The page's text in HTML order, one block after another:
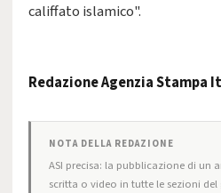
califfato islamico".
Redazione Agenzia Stampa
NOTA DELLA REDAZIONE
ASI precisa: la pubblicazione di un
scritta o video in tutte le sezioni